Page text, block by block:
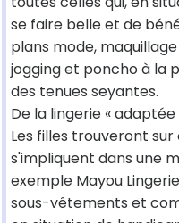
se faire belle et de
plans mode,
jogging et poncho à la
des tenues seyantes.
De la lingerie « adaptée
Les filles trouveront
s'impliquent dans une
exemple Mayou
sous-vêtements et